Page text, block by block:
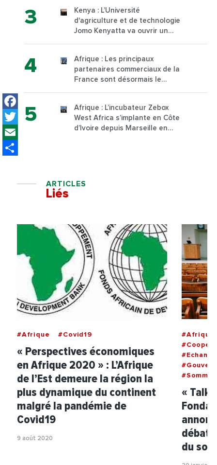
Facebook
Twitter
Kenya : L’Université
d'agriculture et de technologie
Jomo Kenyatta va ouvrir un
sur son campus de Karen à
Nairobi dès janvier 2023
Afrique : Les principaux
partenaires commerciaux de la
France sont désormais le
Afrique : L’incubateur Zebox
West Africa s’implante en Côte
d’Ivoire depuis Marseille en
ARTICLES
Liés
#Afrique #Covid19
« Perspectives économiques
en Afrique 2020 » : L’Afrique
de l’Est demeure la région la
plus dynamique du continent
malgré la pandémie de
Covid19
9 août 2020
#Afrique
«
débats
du